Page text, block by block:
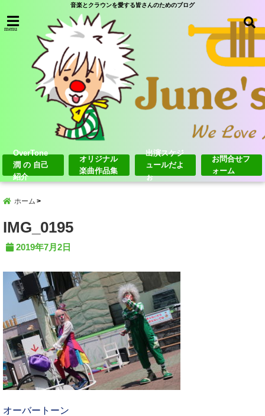
音楽とクラウンを愛する皆さんのためのブログ
menu
OverTone
潤 の 自己
紹介
オリジナル
楽曲作品集
出演スケジ
ュールだよ
ぉ
お問合せフ
ォーム
ホーム
IMG_0195
2019年7月2日
オーバートーン